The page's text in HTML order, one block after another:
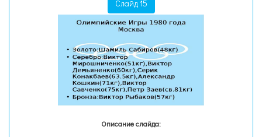
Слайд 15
Описание слайда: